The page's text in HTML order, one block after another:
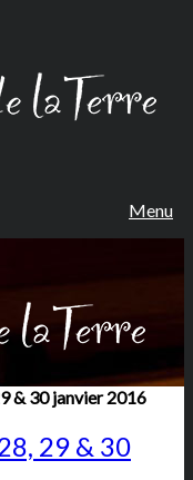
Menu
& 30 janvier 2016
29 & 30